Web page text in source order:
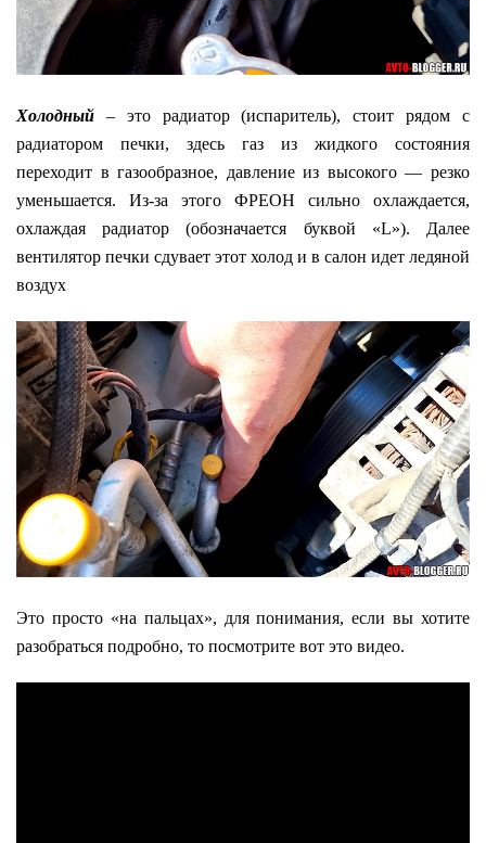
Холодный – это радиатор (испаритель), стоит рядом с
радиатором печки, здесь газ из жидкого состояния
переходит в газообразное, давление из высокого — резко
уменьшается. Из-за этого ФРЕОН сильно охлаждается,
охлаждая радиатор (обозначается буквой «L»). Далее
вентилятор печки сдувает этот холод и в салон идет ледяной
воздух
Это просто «на пальцах», для понимания, если вы хотите
разобраться подробно, то посмотрите вот это видео.